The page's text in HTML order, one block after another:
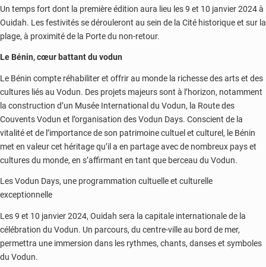
Un temps fort dont la première édition aura lieu les 9 et 10 janvier 2024 à
Ouidah. Les festivités se dérouleront au sein de la Cité historique et sur la
plage, à proximité de la Porte du non-retour.
Le Bénin, cœur battant du vodun
Le Bénin compte réhabiliter et offrir au monde la richesse des arts et des
cultures liés au Vodun. Des projets majeurs sont à l’horizon, notamment
la construction d’un Musée International du Vodun, la Route des
Couvents Vodun et l’organisation des Vodun Days. Conscient de la
vitalité et de l’importance de son patrimoine cultuel et culturel, le Bénin
met en valeur cet héritage qu’il a en partage avec de nombreux pays et
cultures du monde, en s’affirmant en tant que berceau du Vodun.
Les Vodun Days, une programmation cultuelle et culturelle
exceptionnelle
Les 9 et 10 janvier 2024, Ouidah sera la capitale internationale de la
célébration du Vodun. Un parcours, du centre-ville au bord de mer,
permettra une immersion dans les rythmes, chants, danses et symboles
du Vodun.